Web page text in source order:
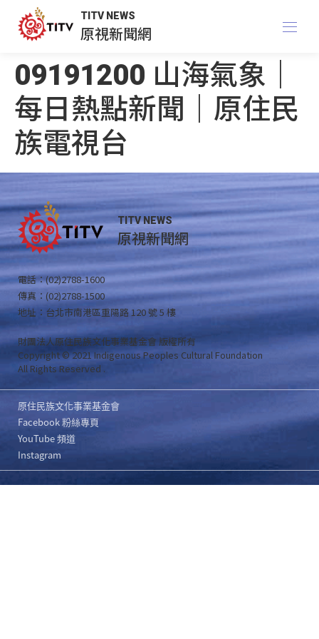
TITV NEWS
原視新聞網
09191200 山海氣象｜
每日熱點新聞｜原住民
族電視台
TITV NEWS
原視新聞網
電話：(02)2788-1600
傳真：(02)2788-1500
地址：台北市南港區重陽路 120 號 5 樓
財團法人原住民族文化事業基金會 版權所有
Copyright © 2021 Indigenous Peoples Cultural Foundation
All Rights Reserved .
原住民族文化事業基金會
Facebook 粉絲專頁
YouTube 頻道
Instagram